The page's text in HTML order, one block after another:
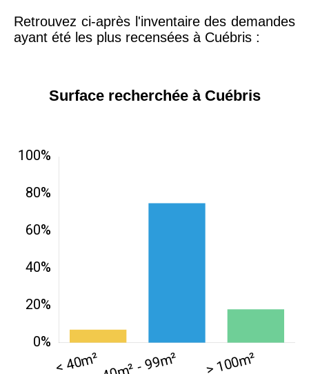
Retrouvez ci-après l'inventaire des demandes
ayant été les plus recensées à Cuébris :
Surface recherchée à Cuébris